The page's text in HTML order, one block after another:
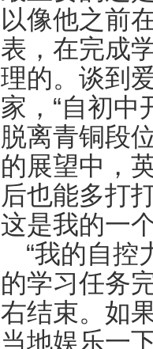
以像他之前
表，在完成
理的。谈到
家，“自初
脱离青铜段
的展望中，
后也能多打
这是我的一
“我的自控
的学习任务
右结束。如
当地娱乐一